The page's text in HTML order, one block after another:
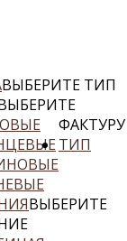
ВЫБЕРИТЕ ТИП
ФАКТУРУ
ТИП
ВЫБЕРИТЕ